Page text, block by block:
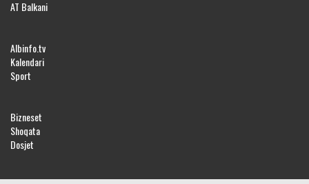
AT Balkani
Albinfo.tv
Kalendari
Sport
Bizneset
Shoqata
Dosjet